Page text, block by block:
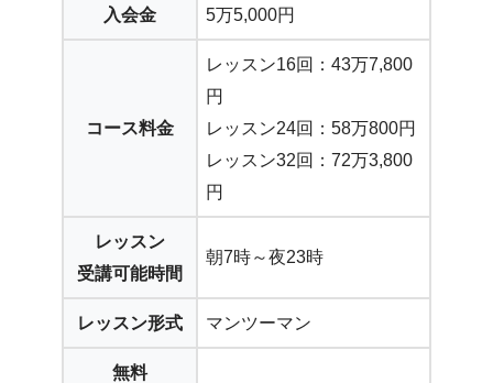
入会金 5万5,000円
コース料金
レッスン16回：43万7,800
円
レッスン24回：58万800円
レッスン32回：72万3,800
円
レッスン
受講可能時間
朝7時～夜23時
レッスン形式 マンツーマン
無料